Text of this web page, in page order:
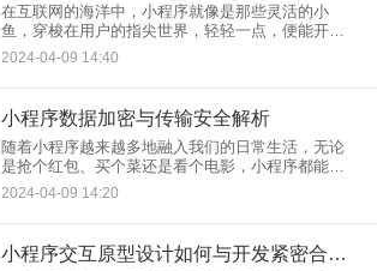
在互联网的海洋中，小程序就像是那些灵活的小
鱼，穿梭在用户的指尖世界，轻轻一点，便能开启
一段便捷的数字之旅。而要让这些小鱼游得更加自
如、更具魅力，那么一套精妙的小程序交互原型设
2024-04-09 14:40
小程序数据加密与传输安全解析
随着小程序越来越多地融入我们的日常生活，无论
是抢个红包、买个菜还是看个电影，小程序都能办
到。但在这些便捷背后，有一个关键的问题一直盘
旋在我们头顶，那就是数据安全。今天，我就来聊
2024-04-09 14:20
小程序交互原型设计如何与开发紧密合作实践分享